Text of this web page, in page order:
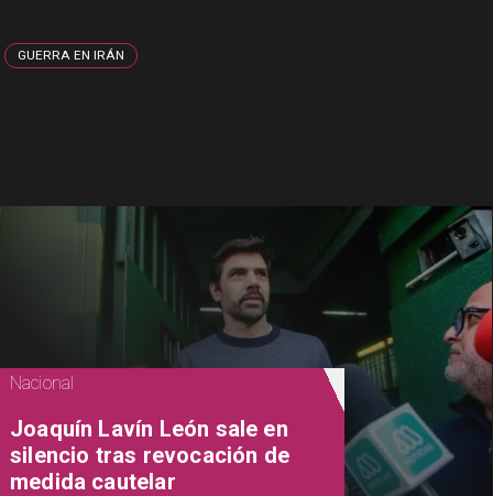
GUERRA EN IRÁN
Nacional
Joaquín Lavín León sale en
silencio tras revocación de
medida cautelar